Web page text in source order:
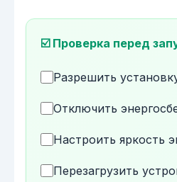
☑️ Проверка перед
Разрешить
Отключить
Настроить яркость
Перезагрузить